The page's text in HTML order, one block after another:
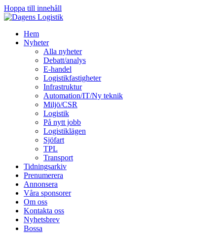
Hoppa till innehåll
Hem
Nyheter
Alla nyheter
Debatt/analys
E-handel
Logistikfastigheter
Infrastruktur
Automation/IT/Ny teknik
Miljö/CSR
Logistik
På nytt jobb
Logistiklägen
Sjöfart
TPL
Transport
Tidningsarkiv
Prenumerera
Annonsera
Våra sponsorer
Om oss
Kontakta oss
Nyhetsbrev
Bossa